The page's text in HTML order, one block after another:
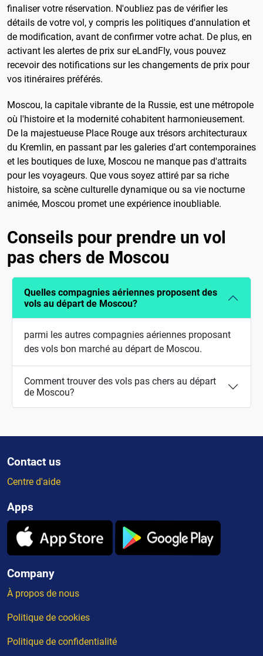
finaliser votre réservation. N'oubliez pas de vérifier les
détails de votre vol, y compris les politiques d'annulation et
de modification, avant de confirmer votre achat. De plus, en
activant les alertes de prix sur eLandFly, vous pouvez
recevoir des notifications sur les changements de prix pour
vos itinéraires préférés.
Moscou, la capitale vibrante de la Russie, est une métropole
où l'histoire et la modernité cohabitent harmonieusement.
De la majestueuse Place Rouge aux trésors architecturaux
du Kremlin, en passant par les galeries d'art contemporaines
et les boutiques de luxe, Moscou ne manque pas d'attraits
pour les voyageurs. Que vous soyez attiré par sa riche
histoire, sa scène culturelle dynamique ou sa vie nocturne
animée, Moscou promet une expérience inoubliable.
Conseils pour prendre un vol
pas chers de Moscou
Quelles compagnies aériennes proposent des
vols au départ de Moscou?
parmi les autres compagnies aériennes proposant
des vols bon marché au départ de Moscou.
Comment trouver des vols pas chers au départ
de Moscou?
Contact us
Centre d'aide
Apps
Company
À propos de nous
Politique de cookies
Politique de confidentialité